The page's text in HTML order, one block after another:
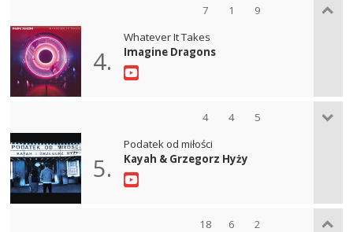
7 1 9
4.
Whatever It Takes
Imagine Dragons
4 4 5
5.
Podatek od miłości
Kayah & Grzegorz Hyży
18 6 2